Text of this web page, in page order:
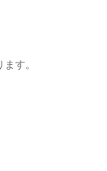
す。